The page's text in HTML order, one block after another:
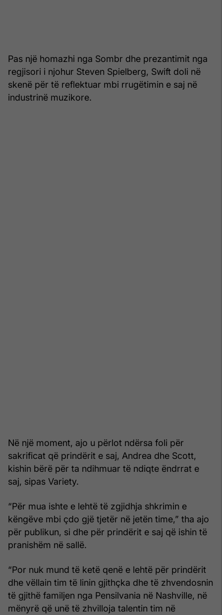
Pas një homazhi nga Sombr dhe prezantimit nga
regjisori i njohur Steven Spielberg, Swift doli në
skenë për të reflektuar mbi rrugëtimin e saj në
industrinë muzikore.
Në një moment, ajo u përlot ndërsa foli për
sakrificat që prindërit e saj, Andrea dhe Scott,
kishin bërë për ta ndihmuar të ndiqte ëndrrat e
saj, sipas Variety.
“Për mua ishte e lehtë të zgjidhja shkrimin e
këngëve mbi çdo gjë tjetër në jetën time,” tha ajo
për publikun, si dhe për prindërit e saj që ishin të
pranishëm në sallë.
“Por nuk mund të ketë qenë e lehtë për prindërit
dhe vëllain tim të linin gjithçka dhe të zhvendosnin
të gjithë familjen nga Pensilvania në Nashville, në
mënyrë që unë të zhvilloja talentin tim në